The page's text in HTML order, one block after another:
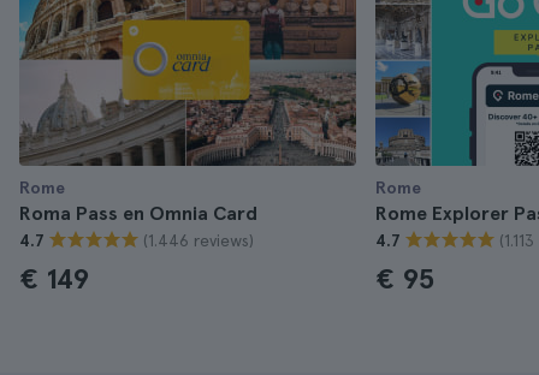
Rome
Roma Pass en Omnia Card
4.7 (1.446 reviews)
€ 149
Rome
Rome Explorer
4.7
€ 95